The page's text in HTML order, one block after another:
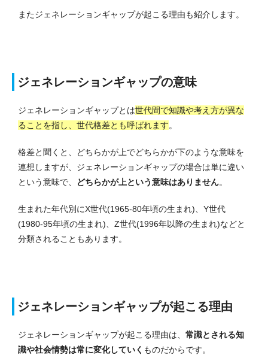
またジェネレーションギャップが起こる理由も紹介します。
ジェネレーションギャップの意味
ジェネレーションギャップとは世代間で知識や考え方が異な
ることを指し、世代格差とも呼ばれます。
格差と聞くと、どちらかが上でどちらかが下のような意味を
連想しますが、ジェネレーションギャップの場合は単に違い
という意味で、
どちらかが上という意味はありません。
生まれた年代別にX世代(1965-80年頃の生まれ)、Y世代
(1980-95年頃の生まれ)、Z世代(1996年以降の生まれ)などと
分類されることもあります。
ジェネレーションギャップが起こる理由
ジェネレーションギャップが起こる理由は、 常識とされる知
識や社会情勢は常に変化していく ものだからです。